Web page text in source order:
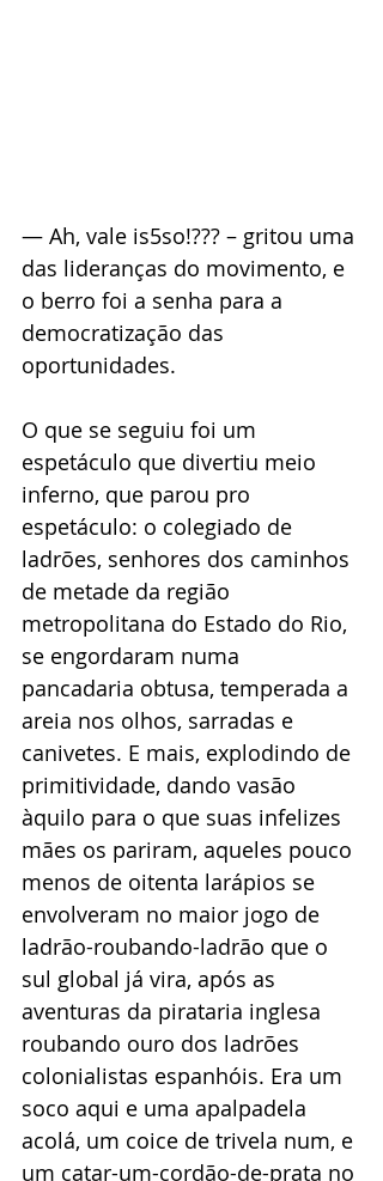
— Ah, vale is5so!??? – gritou uma
das lideranças do movimento, e
o berro foi a senha para a
democratização das
oportunidades.
O que se seguiu foi um
espetáculo que divertiu meio
inferno, que parou pro
espetáculo: o colegiado de
ladrões, senhores dos caminhos
de metade da região
metropolitana do Estado do Rio,
se engordaram numa
pancadaria obtusa, temperada a
areia nos olhos, sarradas e
canivetes. E mais, explodindo de
primitividade, dando vasão
àquilo para o que suas infelizes
mães os pariram, aqueles pouco
menos de oitenta larápios se
envolveram no maior jogo de
ladrão-roubando-ladrão que o
sul global já vira, após as
aventuras da pirataria inglesa
roubando ouro dos ladrões
colonialistas espanhóis. Era um
soco aqui e uma apalpadela
acolá, um coice de trivela num, e
um catar-um-cordão-de-prata no